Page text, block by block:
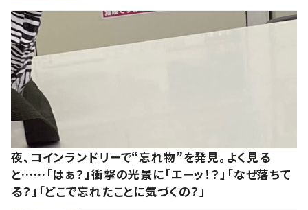
夜、コインランドリーで“忘れ物”を発見。よく見る
と……「はぁ？」衝撃の光景に「エーッ！？」「なぜ落ちて
る？」「どこで忘れたことに気づくの？」